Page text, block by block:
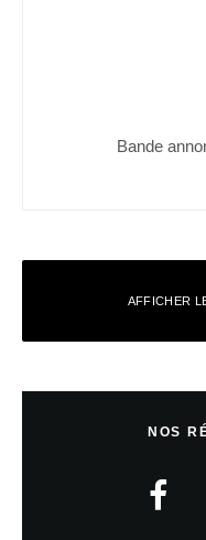
Bande
AFFICHER
NOS